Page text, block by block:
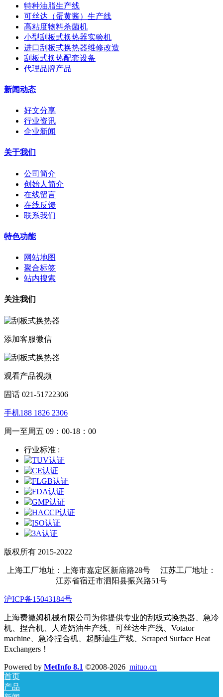
特种油脂生产线
可丝达（蛋黄酱）生产线
高粘度物料杀菌机
小型刮板式换热器实验机
进口刮板式换热器维修改造
刮板式换热配套设备
代理品牌产品
新闻动态
好文分享
行业资讯
企业新闻
关于我们
公司简介
创始人简介
在线留言
在线反馈
联系我们
特色功能
网站地图
聚合标签
站内搜索
关注我们
添加客服微信
观看产品视频
固话 021-51722306
手机188 1826 2306
周一至周五 09：00-18：00
行业标准 :
版权所有 2015-2022
上海工厂地址：上海市嘉定区新庙路28号 江苏工厂地址：
江苏省宿迁市泗阳县振兴路51号
沪ICP备15043184号
上海费撒姆机械有限公司为你提供专业的刮板式换热器、急冷
机、捏合机、人造奶油生产线、可丝达生产线、Votator
machine、急冷捏合机、起酥油生产线、Scraped Surface Heat
Exchangers！
Powered by MetInfo 8.1 ©2008-2026 mituo.cn
首页
产品